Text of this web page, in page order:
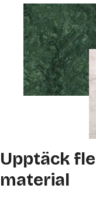
Upptäck
material